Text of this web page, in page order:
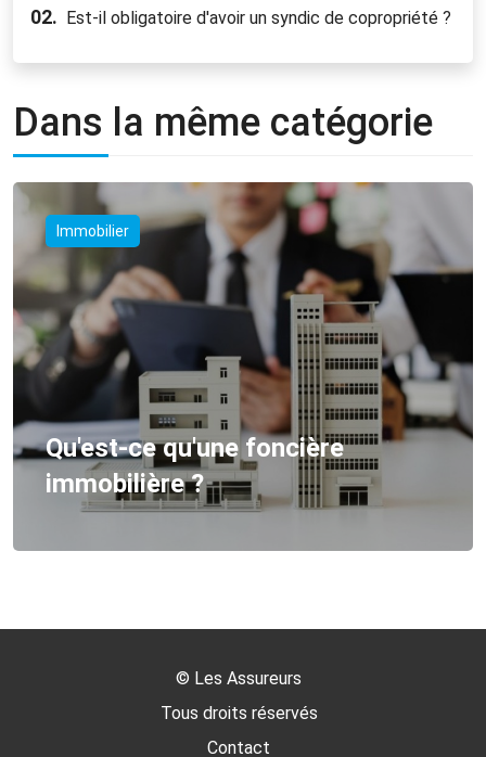
02. Est-il obligatoire d'avoir un syndic de copropriété ?
Dans la même catégorie
foncière
Immobilier
Pourquoi opter
meublée de
© Les Assureurs
Tous droits réservés
Contact